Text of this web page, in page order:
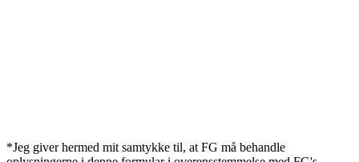
*Jeg giver hermed mit samtykke til, at FG må behandle